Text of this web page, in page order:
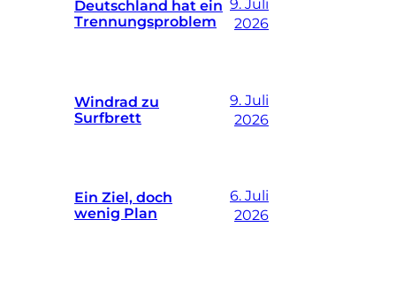
Deutschland hat ein
Trennungsproblem
9. Juli
2026
Windrad zu
Surfbrett
9. Juli
2026
Ein Ziel, doch
wenig Plan
6. Juli
2026